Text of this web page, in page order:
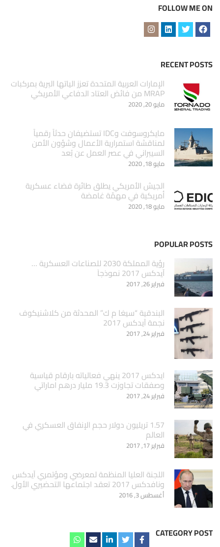
FOLLOW ME ON
RECENT POSTS
الإمارات العربية المتحدة تعزز الياتها البرية بمركبات
MRAP من فائض العتاد الدفاعي الأمريكي
مايو 20, 2020
مايكروسوفت وIDC تستضيفان حدثاً رقمياً
لمناقشة استمرارية الأعمال وشؤون الأمن
السيبراني في عصر العمل عن بُعد
مايو 18, 2020
الجيش الأمريكي يطلق طائرة فضاء عسكرية
أمريكية في مهمّة غامضة
مايو 18, 2020
POPULAR POSTS
‏رؤية المملكة 2030 للصناعات العسكرية …
آيدكس 2017 نموذجاَ
فبراير 26, 2017
البندقية “سيغا م ك” المحدثة من كلاشنيكوف
نجمة آيدكس 2017
فبراير 24, 2017
ايدكس 2017 ينهي فعالياته بارقام قياسية
وصفقات تجاوزت 19.3 مليار درهم اماراتي
فبراير 24, 2017
1.57 تريليون دولار حجم الإنفاق العسكري في
العالم
فبراير 17, 2017
اللجنة العليا المنظمة لمعرضي ومؤتمري آيدكس
ونافدكس 2017 تعقد اجتماعها التحضيري الأول.
أغسطس 3, 2016
CATEGORY POST